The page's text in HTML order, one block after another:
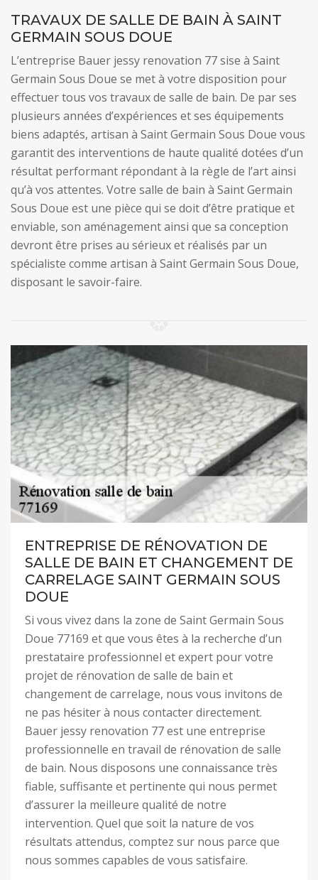
TRAVAUX DE SALLE DE BAIN À SAINT
GERMAIN SOUS DOUE
L’entreprise Bauer jessy renovation 77 sise à Saint
Germain Sous Doue se met à votre disposition pour
effectuer tous vos travaux de salle de bain. De par ses
plusieurs années d’expériences et ses équipements
biens adaptés, artisan à Saint Germain Sous Doue vous
garantit des interventions de haute qualité dotées d’un
résultat performant répondant à la règle de l’art ainsi
qu’à vos attentes. Votre salle de bain à Saint Germain
Sous Doue est une pièce qui se doit d’être pratique et
enviable, son aménagement ainsi que sa conception
devront être prises au sérieux et réalisés par un
spécialiste comme artisan à Saint Germain Sous Doue,
disposant le savoir-faire.
ENTREPRISE DE RÉNOVATION DE
SALLE DE BAIN ET CHANGEMENT DE
CARRELAGE SAINT GERMAIN SOUS
DOUE
Si vous vivez dans la zone de Saint Germain Sous
Doue 77169 et que vous êtes à la recherche d’un
prestataire professionnel et expert pour votre
projet de rénovation de salle de bain et
changement de carrelage, nous vous invitons de
ne pas hésiter à nous contacter directement.
Bauer jessy renovation 77 est une entreprise
professionnelle en travail de rénovation de salle
de bain. Nous disposons une connaissance très
fiable, suffisante et pertinente qui nous permet
d’assurer la meilleure qualité de notre
intervention. Quel que soit la nature de vos
résultats attendus, comptez sur nous parce que
nous sommes capables de vous satisfaire.